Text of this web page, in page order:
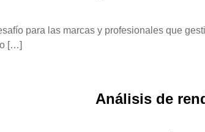
para las marcas y profesionales que
[…]
Análisis de